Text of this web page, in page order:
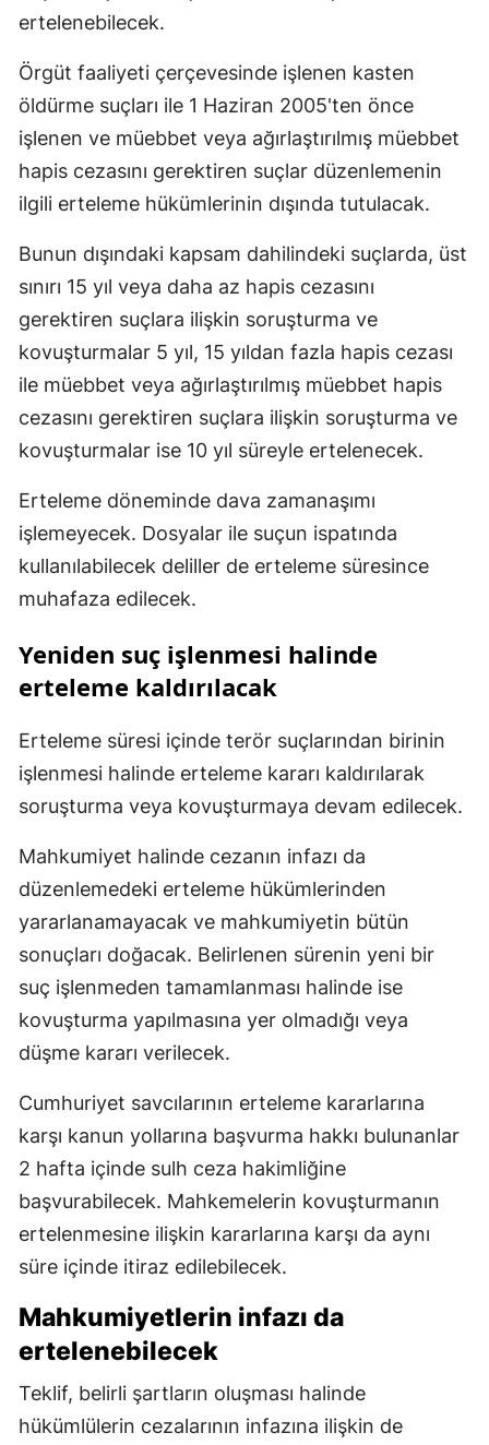
ertelenebilecek.
Örgüt faaliyeti çerçevesinde işlenen kasten
öldürme suçları ile 1 Haziran 2005'ten önce
işlenen ve müebbet veya ağırlaştırılmış müebbet
hapis cezasını gerektiren suçlar düzenlemenin
ilgili erteleme hükümlerinin dışında tutulacak.
Bunun dışındaki kapsam dahilindeki suçlarda, üst
sınırı 15 yıl veya daha az hapis cezasını
gerektiren suçlara ilişkin soruşturma ve
kovuşturmalar 5 yıl, 15 yıldan fazla hapis cezası
ile müebbet veya ağırlaştırılmış müebbet hapis
cezasını gerektiren suçlara ilişkin soruşturma ve
kovuşturmalar ise 10 yıl süreyle ertelenecek.
Erteleme döneminde dava zamanaşımı
işlemeyecek. Dosyalar ile suçun ispatında
kullanılabilecek deliller de erteleme süresince
muhafaza edilecek.
Yeniden suç işlenmesi halinde
erteleme kaldırılacak
Erteleme süresi içinde terör suçlarından birinin
işlenmesi halinde erteleme kararı kaldırılarak
soruşturma veya kovuşturmaya devam edilecek.
Mahkumiyet halinde cezanın infazı da
düzenlemedeki erteleme hükümlerinden
yararlanamayacak ve mahkumiyetin bütün
sonuçları doğacak. Belirlenen sürenin yeni bir
suç işlenmeden tamamlanması halinde ise
kovuşturma yapılmasına yer olmadığı veya
düşme kararı verilecek.
Cumhuriyet savcılarının erteleme kararlarına
karşı kanun yollarına başvurma hakkı bulunanlar
2 hafta içinde sulh ceza hakimliğine
başvurabilecek. Mahkemelerin kovuşturmanın
ertelenmesine ilişkin kararlarına karşı da aynı
süre içinde itiraz edilebilecek.
Mahkumiyetlerin infazı da
ertelenebilecek
Teklif, belirli şartların oluşması halinde
hükümlülerin cezalarının infazına ilişkin de